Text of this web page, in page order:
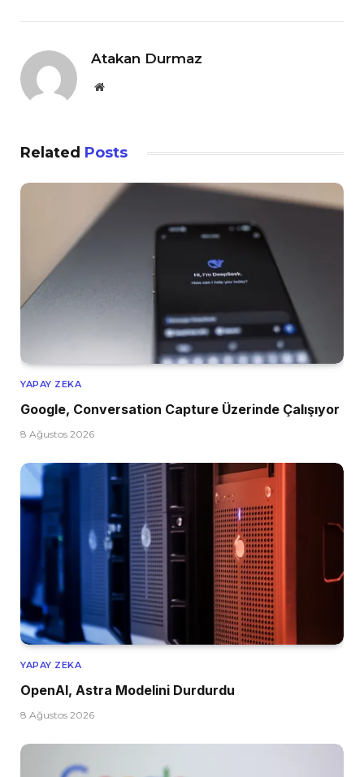
Atakan Durmaz
Website
Related Posts
YAPAY ZEKA
Google, Conversation Capture Üzerinde Çalışıyor
8 Ağustos 2026
YAPAY ZEKA
OpenAI, Astra Modelini Durdurdu
8 Ağustos 2026